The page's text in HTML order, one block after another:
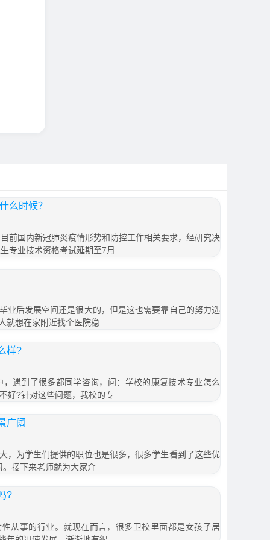
么时候？
前国内新冠肺炎疫情形势和防控工作相关要求，经研究决
专业技术资格考试延期至7月
业后发展空间还是很大的，但是这也需要靠自己的努力选
就想在家附近找个医院稳
样?
遇到了很多都同学咨询，问：学校的康复技术专业怎么
好?针对这些问题，我校的专
广阔
，为学生们提供的职位也是很多，很多学生看到了这些优
接下来老师就为大家介
?
从事的行业。就现在而言，很多卫校里面都是女孩子居